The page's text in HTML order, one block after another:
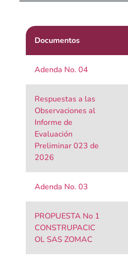
Documentos
Adenda No. 04
Respuestas a las
Observaciones al
Informe de
Evaluación
Preliminar 023 de
2026
Adenda No. 03
PROPUESTA No 1
CONSTRUPACIC
OL SAS ZOMAC